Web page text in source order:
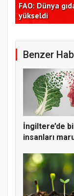
FAO: Dünya
yükseldi
Benzer
İngiltere’de
insanları